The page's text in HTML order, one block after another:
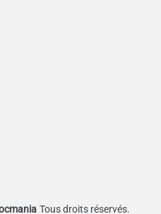
Tous droits réservés.